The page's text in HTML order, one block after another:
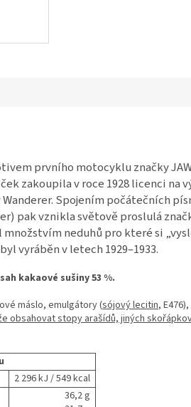
prvního motocyklu značky
zakoupila v roce 1928 licenci na
Spojením počátečních
pak vznikla světově proslulá
množstvím neduhů pro které si
vyráběn v letech 1929–1933.
kakaové sušiny 53 %.
máslo, emulgátory (sójový lecitin,
obsahovat stopy arašídů, jiných
2 296 kJ / 549 kcal
36,2 g